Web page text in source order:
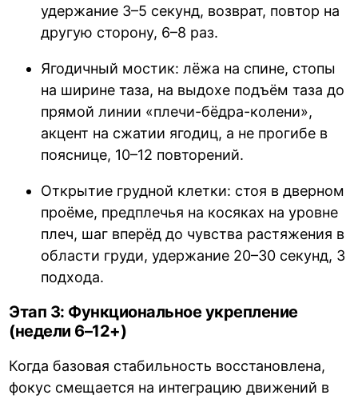
удержание 3–5 секунд, возврат, повтор на
другую сторону, 6–8 раз.
Ягодичный мостик: лёжа на спине, стопы
на ширине таза, на выдохе подъём таза до
прямой линии «плечи-бёдра-колени»,
акцент на сжатии ягодиц, а не прогибе в
пояснице, 10–12 повторений.
Открытие грудной клетки: стоя в дверном
проёме, предплечья на косяках на уровне
плеч, шаг вперёд до чувства растяжения в
области груди, удержание 20–30 секунд, 3
подхода.
Этап 3: Функциональное укрепление
(недели 6–12+)
Когда базовая стабильность восстановлена,
фокус смещается на интеграцию движений в